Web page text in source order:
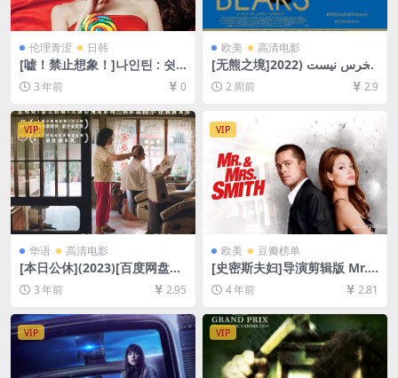
伦理青涩 日韩
[嘘！禁止想象！]나인틴 : 쉿!
상상금지! (2015)[百度网盘
+夸克网盘720P高清未删减资
源][网盘在线播放/下载][MP4/
GB][中文字幕]
3 年前 0
欧美 高清电影
[无熊之境]خرس نیست (2022)
[百度网盘+夸克网盘1080P超
清未删减资源][网盘在线播放/
2 周前 2.9
VIP
华语 高清电影
[本日公休](2023)[百度网盘
+迅雷云盘资源1080P超清未
删减][MP4/6GB][中文字幕]
3 年前 2.95
VIP
欧美 豆瓣榜单
[史密斯夫妇]导演剪辑版 Mr.
& Mrs. Smith (2005)[百度网
盘+迅雷云盘资源1080P超清
4 年前 2.81
VIP VIP